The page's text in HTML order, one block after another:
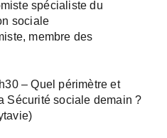
spécialiste du
sociale
membre des
– Quel périmètre et
Sécurité sociale demain ?